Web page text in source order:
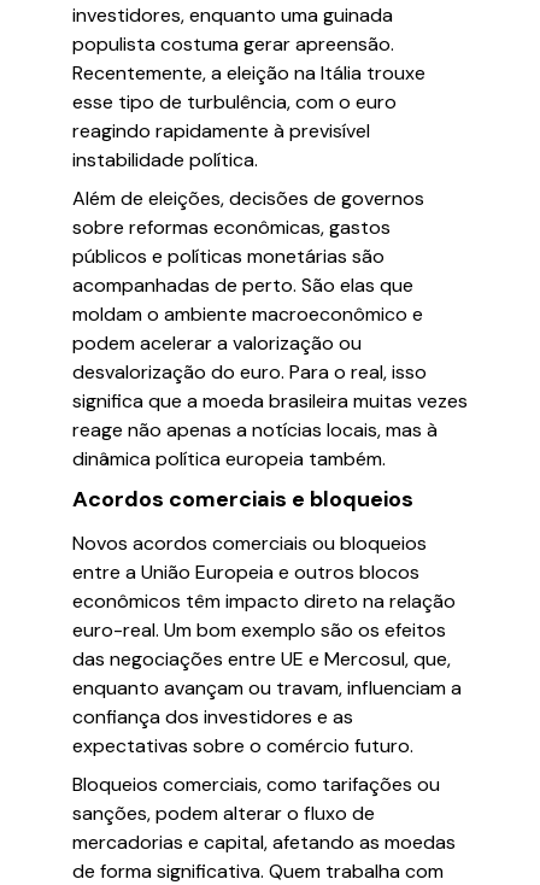
investidores, enquanto uma guinada
populista costuma gerar apreensão.
Recentemente, a eleição na Itália trouxe
esse tipo de turbulência, com o euro
reagindo rapidamente à previsível
instabilidade política.
Além de eleições, decisões de governos
sobre reformas econômicas, gastos
públicos e políticas monetárias são
acompanhadas de perto. São elas que
moldam o ambiente macroeconômico e
podem acelerar a valorização ou
desvalorização do euro. Para o real, isso
significa que a moeda brasileira muitas vezes
reage não apenas a notícias locais, mas à
dinâmica política europeia também.
Acordos comerciais e bloqueios
Novos acordos comerciais ou bloqueios
entre a União Europeia e outros blocos
econômicos têm impacto direto na relação
euro-real. Um bom exemplo são os efeitos
das negociações entre UE e Mercosul, que,
enquanto avançam ou travam, influenciam a
confiança dos investidores e as
expectativas sobre o comércio futuro.
Bloqueios comerciais, como tarifações ou
sanções, podem alterar o fluxo de
mercadorias e capital, afetando as moedas
de forma significativa. Quem trabalha com